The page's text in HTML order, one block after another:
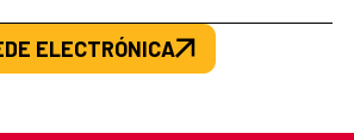
ELECTRÓNICA